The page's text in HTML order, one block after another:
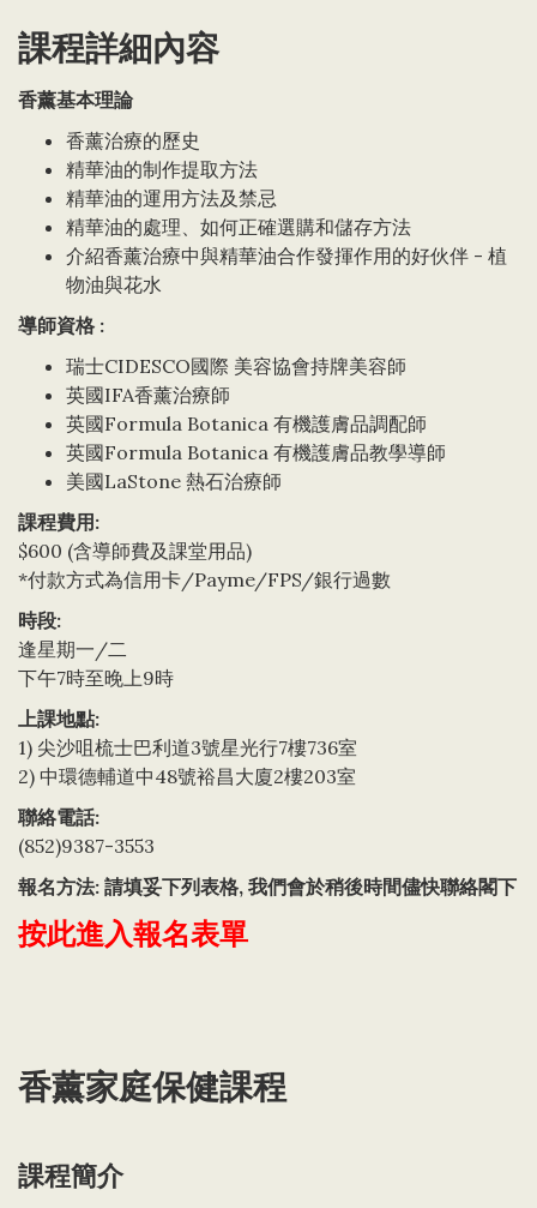
課程詳細內容
香薰基本理論
香薰治療的歷史
精華油的制作提取方法
精華油的運用方法及禁忌
精華油的處理、如何正確選購和儲存方法
介紹香薰治療中與精華油合作發揮作用的好伙伴 - 植
物油與花水
導師資格 :
瑞士CIDESCO國際 美容協會持牌美容師
英國IFA香薰治療師
英國Formula Botanica 有機護膚品調配師
英國Formula Botanica 有機護膚品教學導師
美國LaStone 熱石治療師
課程費用:
$600 (含導師費及課堂用品)
*付款方式為信用卡/Payme/FPS/銀行過數
時段:
逢星期一/二
下午7時至晚上9時
上課地點:
1) 尖沙咀梳士巴利道3號星光行7樓736室
2) 中環德輔道中48號裕昌大廈2樓203室
聯絡電話:
(852)9387-3553
報名方法: 請填妥下列表格, 我們會於稍後時間儘快聯絡閣下
按此進入報名表單
香薰家庭保健課程
課程簡介